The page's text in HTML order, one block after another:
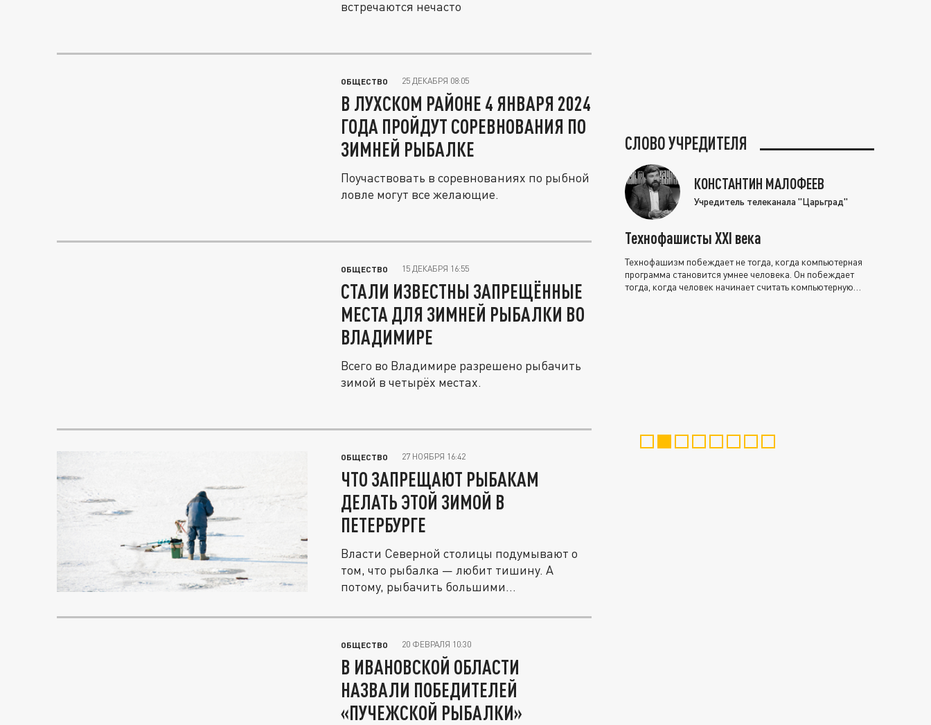
ОБЩЕСТВО 25 ДЕКАБРЯ 08:05
В ЛУХСКОМ РАЙОНЕ 4 ЯНВАРЯ 2024
ГОДА ПРОЙДУТ СОРЕВНОВАНИЯ ПО
ЗИМНЕЙ РЫБАЛКЕ
Поучаствовать в соревнованиях по рыбной
ловле могут все желающие.
ОБЩЕСТВО 15 ДЕКАБРЯ 16:55
СТАЛИ ИЗВЕСТНЫ ЗАПРЕЩЁННЫЕ
МЕСТА ДЛЯ ЗИМНЕЙ РЫБАЛКИ ВО
ВЛАДИМИРЕ
Всего во Владимире разрешено рыбачить
зимой в четырёх местах.
ОБЩЕСТВО 27 НОЯБРЯ 16:42
ЧТО ЗАПРЕЩАЮТ РЫБАКАМ
ДЕЛАТЬ ЭТОЙ ЗИМОЙ В
ПЕТЕРБУРГЕ
Власти Северной столицы подумывают о
том, что рыбалка — любит тишину. А
потому, рыбачить большими
ОБЩЕСТВО 20 ФЕВРАЛЯ 10:30
В ИВАНОВСКОЙ ОБЛАСТИ
НАЗВАЛИ ПОБЕДИТЕЛЕЙ
«ПУЧЕЖСКОЙ РЫБАЛКИ»
СЛОВО УЧРЕДИТЕЛЯ
КОНСТАНТИН МАЛОФЕЕВ
Учредитель телеканала "Царьград"
Технофашисты XXI века
Технофашизм побеждает не тогда, когда компьютерная
программа становится умнее человека. Он побеждает
тогда, когда человек начинает считать компьютерную